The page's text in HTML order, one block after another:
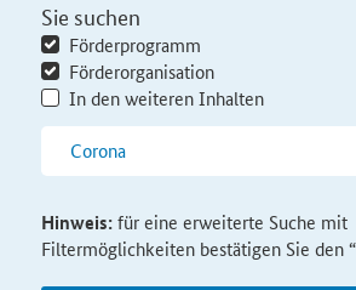
Sie suchen
Förderprogramm
Förderorganisation
In den weiteren Inhalten
Hinweis:für eine erweiterte Suche mit
Filtermöglichkeiten bestätigen Sie den